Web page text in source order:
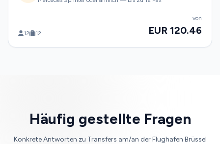
12 12
von
EUR 120.46
Häufig gestellte Fragen
Konkrete Antworten zu Transfers am/an der Flughafen Brüssel